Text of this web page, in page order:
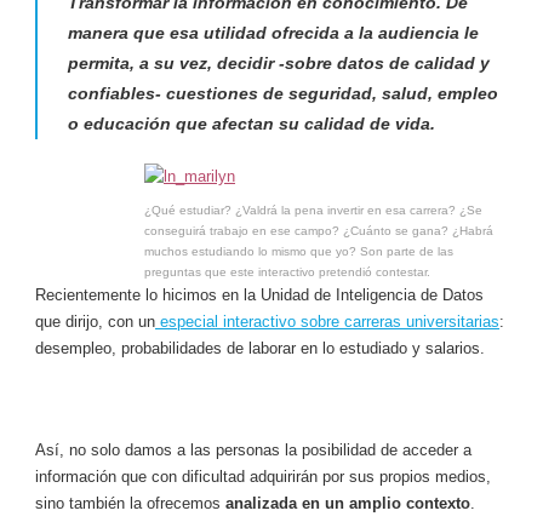
manera que esa utilidad ofrecida a la audiencia le
permita, a su vez, decidir -sobre datos de calidad y
confiables- cuestiones de seguridad, salud, empleo
o educación que afectan su calidad de vida.
¿Qué estudiar? ¿Valdrá la pena invertir en esa carrera? ¿Se
conseguirá trabajo en ese campo? ¿Cuánto se gana? ¿Habrá
muchos estudiando lo mismo que yo? Son parte de las
preguntas que este interactivo pretendió contestar.
Recientemente lo hicimos en la Unidad de Inteligencia de Datos
que dirijo, con un especial interactivo sobre carreras universitarias:
desempleo, probabilidades de laborar en lo estudiado y salarios.
Así, no solo damos a las personas la posibilidad de acceder a
información que con dificultad adquirirán por sus propios medios,
sino también la ofrecemos analizada en un amplio contexto